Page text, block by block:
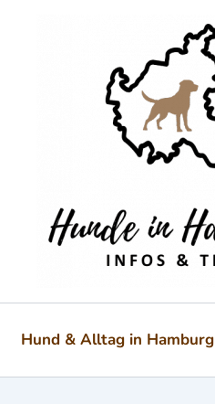
Hund & Alltag in Hamburg